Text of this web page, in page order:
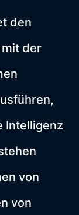
den
der
Intelligenz
von
von